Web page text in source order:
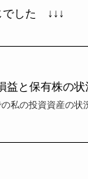
でした ↓↓↓
益と保有株の状
私の投資資産の